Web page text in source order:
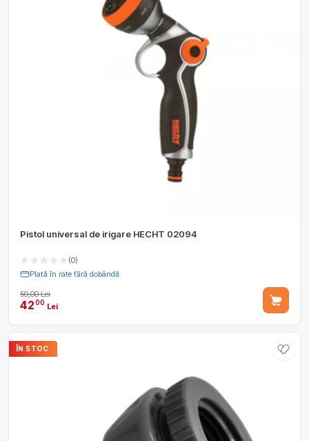
Pistol universal de irigare HECHT 02094
(0)
Plată în rate fără dobândă
59,00 Lei
4200 Lei
ÎN STOC